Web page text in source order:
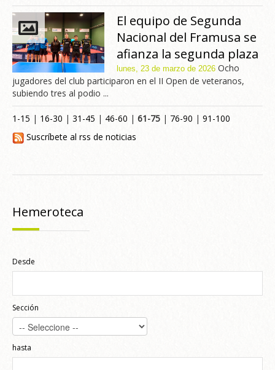
El equipo de Segunda
Nacional del Framusa se
afianza la segunda plaza
lunes, 23 de marzo de 2026 Ocho
jugadores del club participaron en el II Open de veteranos,
subiendo tres al podio ...
1-15 | 16-30 | 31-45 | 46-60 | 61-75 | 76-90 | 91-100
Suscríbete al rss de noticias
Hemeroteca
Desde
Sección
hasta